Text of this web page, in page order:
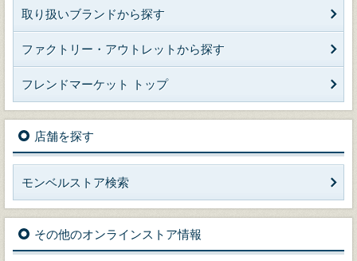
取り扱いブランドから探す
ファクトリー・アウトレットから探す
フレンドマーケット トップ
店舗を探す
モンベルストア検索
その他のオンラインストア情報